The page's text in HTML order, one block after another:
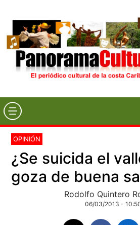
OPINIÓN
¿Se suicida el
goza de buena
Rodolfo Quintero
06/03/2013 -